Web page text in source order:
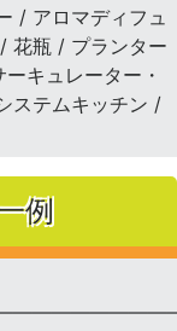
/ アロマディフュ
花瓶 / プランター
キュレーター・
ステムキッチン /
例